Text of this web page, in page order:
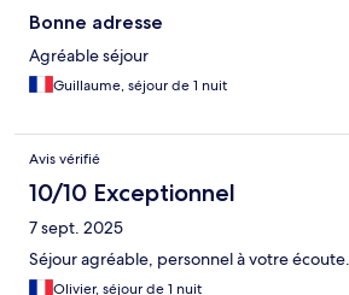
Bonne adresse
Agréable séjour
Guillaume, séjour de 1 nuit
Avis vérifié
10/10 Exceptionnel
7 sept. 2025
Séjour agréable, personnel à votre
Olivier, séjour de 1 nuit